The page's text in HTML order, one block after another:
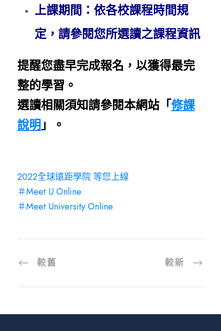
上課期間：依各校課程時間規
定，請參閱您所選讀之課程資訊
提醒您盡早完成報名，以獲得最完
整的學習。
選讀相關須知請參閱本網站「修課
說明」。
2022全球遠距學院 等您上線
＃Meet U Online
＃Meet University Online
較舊 較新